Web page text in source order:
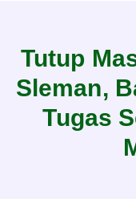
Tutup
Sleman,
Tugas